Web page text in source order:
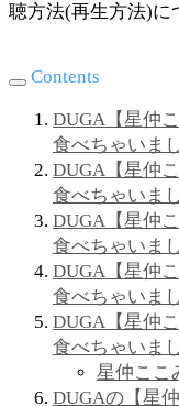
聴方法(再生方法)に
Contents
DUGA【星仲
食べちゃいま
DUGA【星仲
食べちゃいま
DUGA【星仲
食べちゃいま
DUGA【星仲
食べちゃいま
DUGA【星仲
食べちゃいま
星仲ここ
DUGAの【星